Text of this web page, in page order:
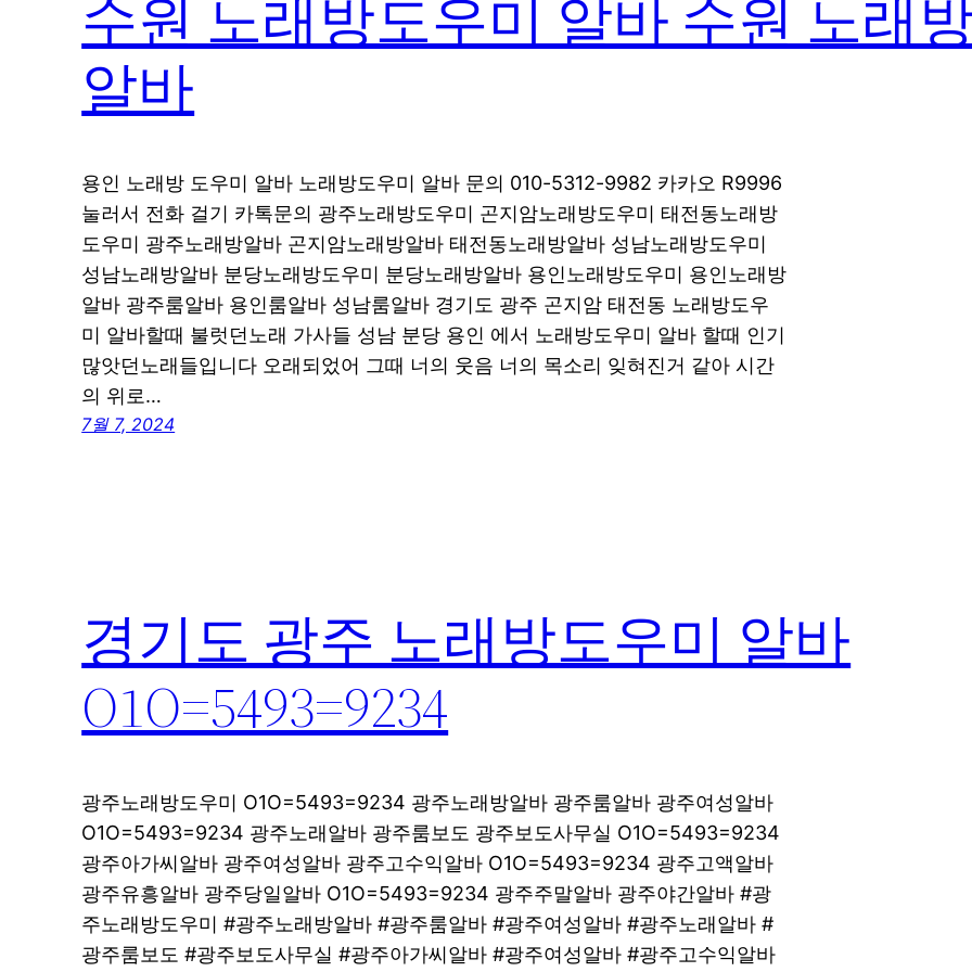
수원 노래방도우미 알바 수원 노래
알바
용인 노래방 도우미 알바 노래방도우미 알바 문의 010-5312-9982 카카오 R9996
눌러서 전화 걸기 카톡문의 광주노래방도우미 곤지암노래방도우미 태전동노래방
도우미 광주노래방알바 곤지암노래방알바 태전동노래방알바 성남노래방도우미
성남노래방알바 분당노래방도우미 분당노래방알바 용인노래방도우미 용인노래방
알바 광주룸알바 용인룸알바 성남룸알바 경기도 광주 곤지암 태전동 노래방도우
미 알바할때 불럿던노래 가사들 성남 분당 용인 에서 노래방도우미 알바 할때 인기
많앗던노래들입니다 오래되었어 그때 너의 웃음 너의 목소리 잊혀진거 같아 시간
의 위로…
7월 7, 2024
경기도 광주 노래방도우미 알바
O1O=5493=9234
광주노래방도우미 O1O=5493=9234 광주노래방알바 광주룸알바 광주여성알바
O1O=5493=9234 광주노래알바 광주룸보도 광주보도사무실 O1O=5493=9234
광주아가씨알바 광주여성알바 광주고수익알바 O1O=5493=9234 광주고액알바
광주유흥알바 광주당일알바 O1O=5493=9234 광주주말알바 광주야간알바 #광
주노래방도우미 #광주노래방알바 #광주룸알바 #광주여성알바 #광주노래알바 #
광주룸보도 #광주보도사무실 #광주아가씨알바 #광주여성알바 #광주고수익알바